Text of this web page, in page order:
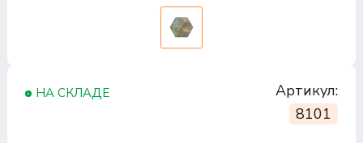
НА СКЛАДЕ
Артикул:
8101